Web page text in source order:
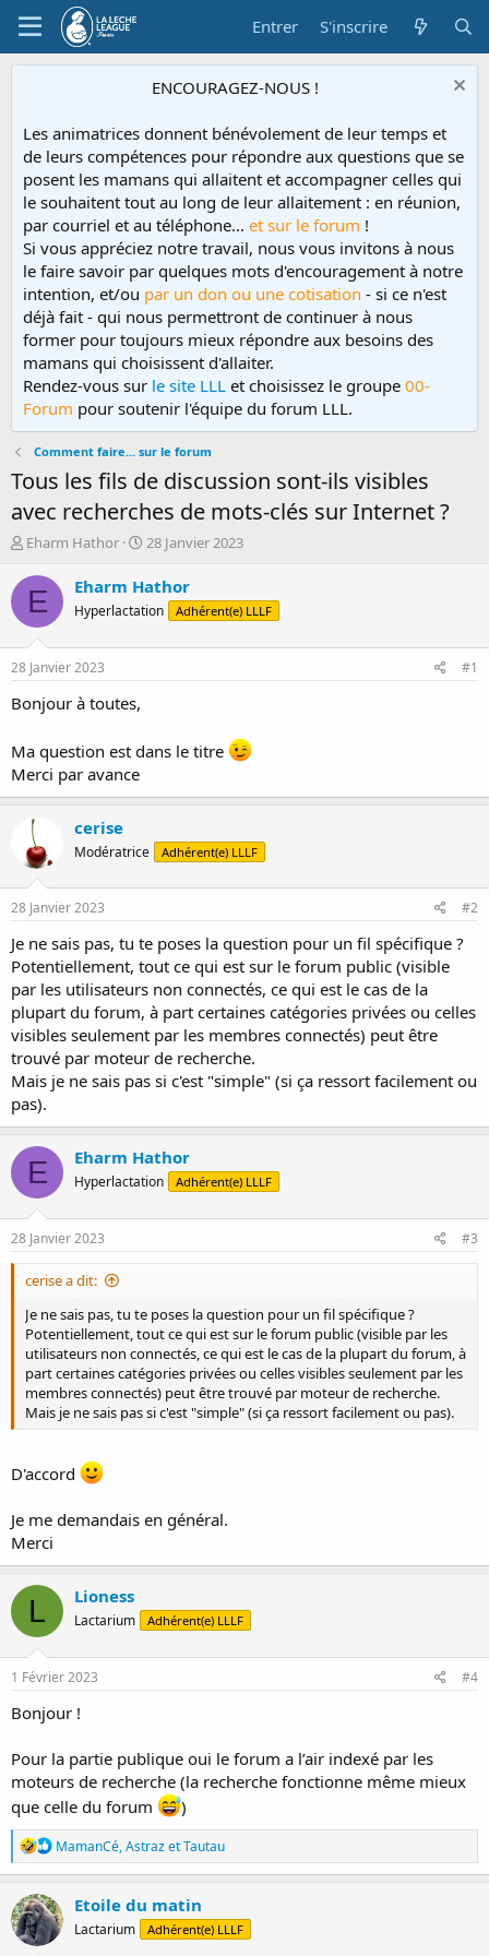
Entrer S'inscrire
ENCOURAGEZ-NOUS !
Les animatrices donnent bénévolement de leur temps et
de leurs compétences pour répondre aux questions que se
posent les mamans qui allaitent et accompagner celles qui
le souhaitent tout au long de leur allaitement : en réunion,
par courriel et au téléphone... et sur le forum !
Si vous appréciez notre travail, nous vous invitons à nous
le faire savoir par quelques mots d'encouragement à notre
intention, et/ou par un don ou une cotisation - si ce n'est
déjà fait - qui nous permettront de continuer à nous
former pour toujours mieux répondre aux besoins des
mamans qui choisissent d'allaiter.
Rendez-vous sur le site LLL et choisissez le groupe 00-
Forum pour soutenir l'équipe du forum LLL.
Comment faire... sur le forum
Tous les fils de discussion sont-ils visibles
avec recherches de mots-clés sur Internet ?
D
m
r
é
e
p
Eharm Hathor
D
t
e
d
28 Janvier 2023
E Eharm Hathor
Hyperlactation Adhérent(e) LLLF
28 Janvier 2023 #1
Bonjour à toutes,
Ma question est dans le titre
Merci par avance
cerise
Modératrice Adhérent(e) LLLF
28 Janvier 2023 #2
Je ne sais pas, tu te poses la question pour un fil spécifique ?
Potentiellement, tout ce qui est sur le forum public (visible
par les utilisateurs non connectés, ce qui est le cas de la
plupart du forum, à part certaines catégories privées ou celles
visibles seulement par les membres connectés) peut être
trouvé par moteur de recherche.
Mais je ne sais pas si c'est "simple" (si ça ressort facilement ou
pas).
E Eharm Hathor
Hyperlactation Adhérent(e) LLLF
28 Janvier 2023 #3
cerise a dit:
Je ne sais pas, tu te poses la question pour un fil spécifique ?
Potentiellement, tout ce qui est sur le forum public (visible par les
utilisateurs non connectés, ce qui est le cas de la plupart du forum, à
part certaines catégories privées ou celles visibles seulement par les
membres connectés) peut être trouvé par moteur de recherche.
Mais je ne sais pas si c'est "simple" (si ça ressort facilement ou pas).
D'accord
Je me demandais en général.
Merci
L Lioness
Lactarium Adhérent(e) LLLF
1 Février 2023 #4
Bonjour !
Pour la partie publique oui le forum a l’air indexé par les
moteurs de recherche (la recherche fonctionne même mieux
que celle du forum
)
R
é
a
t
i
MamanCé,AstrazetTautau
Etoile du matin
Lactarium Adhérent(e) LLLF